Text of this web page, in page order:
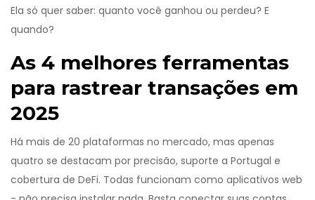
Ela só quer saber: quanto você ganhou ou perdeu? E
quando?
As 4 melhores ferramentas
para rastrear transações em
2025
Há mais de 20 plataformas no mercado, mas apenas
quatro se destacam por precisão, suporte a Portugal e
cobertura de DeFi. Todas funcionam como aplicativos web